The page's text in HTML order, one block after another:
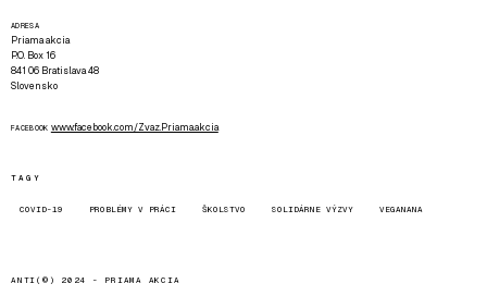
ADRESA
Priama akcia
P.O. Box 16
841 06 Bratislava 48
Slovensko
FACEBOOK www.facebook.com/Zvaz.Priama.akcia
TAGY
COVID-19 PROBLÉMY V PRÁCI ŠKOLSTVO SOLIDÁRNE VÝZVY VEGANANA
ANTI(©) 2024 - PRIAMA AKCIA